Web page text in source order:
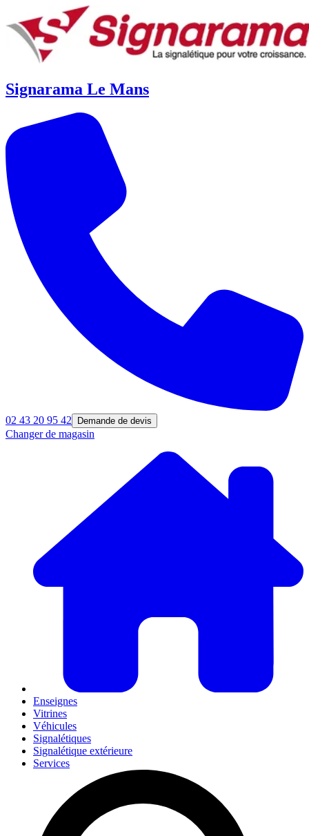
Signarama Le Mans
02 43 20 95 42 Demande de devis
Changer de magasin
Enseignes
Vitrines
Véhicules
Signalétiques
Signalétique extérieure
Services